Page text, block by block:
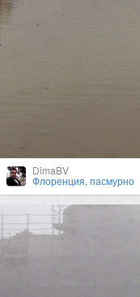
DimaBV
Флоренция, пасмурно